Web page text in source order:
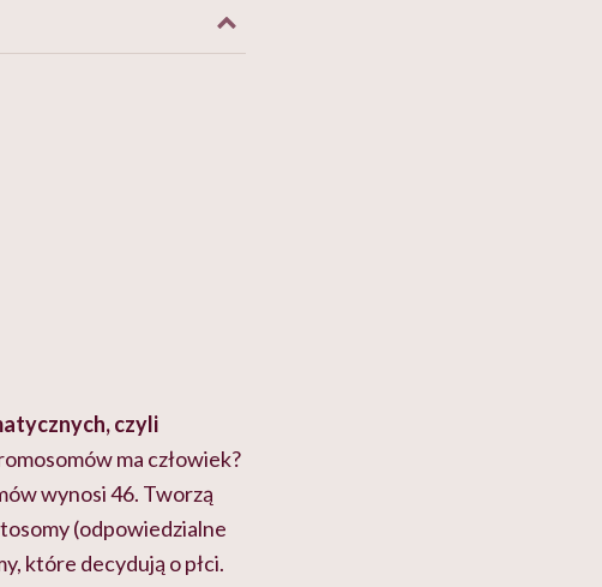
czyli
ma człowiek?
wynosi 46. Tworzą
(odpowiedzialne
które decydują o płci.